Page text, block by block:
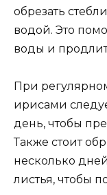
обрезать
водой. Это
воды и
При
ирисами
день, чтобы
Также стоит
несколько
листья, чтобы